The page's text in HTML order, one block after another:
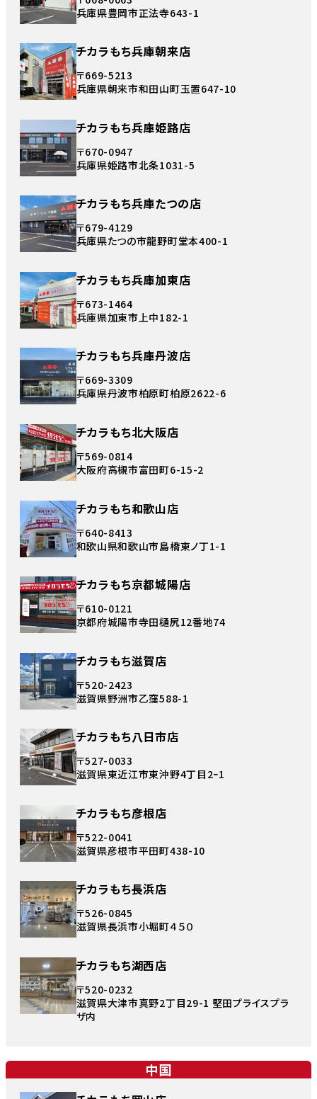
兵庫県豊岡市正法寺643-1
チカラもち兵庫朝来店
〒669-5213
兵庫県朝来市和田山町玉置647-10
チカラもち兵庫姫路店
〒670-0947
兵庫県姫路市北条1031-5
チカラもち兵庫たつの店
〒679-4129
兵庫県たつの市龍野町堂本400-1
チカラもち兵庫加東店
〒673-1464
兵庫県加東市上中182-1
チカラもち兵庫丹波店
〒669-3309
兵庫県丹波市柏原町柏原2622-6
チカラもち北大阪店
〒569-0814
大阪府高槻市富田町6-15-2
チカラもち和歌山店
〒640-8413
和歌山県和歌山市島橋東ノ丁1-1
チカラもち京都城陽店
〒610-0121
京都府城陽市寺田樋尻12番地74
チカラもち滋賀店
〒520-2423
滋賀県野洲市乙窪588-1
チカラもち八日市店
〒527-0033
滋賀県東近江市東沖野4丁目2ｰ1
チカラもち彦根店
〒522-0041
滋賀県彦根市平田町438-10
チカラもち長浜店
〒526-0845
滋賀県長浜市小堀町４５０
チカラもち湖西店
〒520-0232
滋賀県大津市真野2丁目29-1 堅田プライスプラ
ザ内
中国